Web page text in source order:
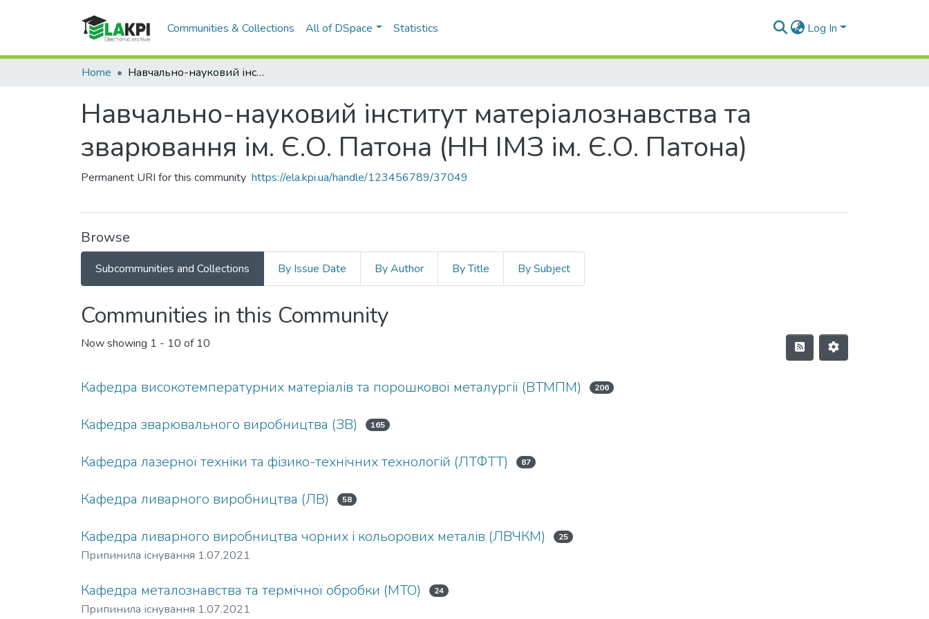
Communities & Collections All of DSpace Statistics Log In
Home Навчально-науковий інститут матеріалознавства та зварювання ім. Є.О. Патона (НН ІМЗ ім. Є.О. Патона)
Навчально-науковий інститут матеріалознавства та
зварювання ім. Є.О. Патона (НН ІМЗ ім. Є.О. Патона)
Permanent URI for this community https://ela.kpi.ua/handle/123456789/37049
Browse
Subcommunities and Collections By Issue Date By Author By Title By Subject
Communities in this Community
Now showing 1 - 10 of 10
Кафедра високотемпературних матеріалів та порошкової металургії (ВТМПМ) 206
Кафедра зварювального виробництва (ЗВ) 165
Кафедра лазерної техніки та фізико-технічних технологій (ЛТФТТ) 87
Кафедра ливарного виробництва (ЛВ) 58
Кафедра ливарного виробництва чорних і кольорових металів (ЛВЧКМ) 25
Припинила існування 1.07.2021
Кафедра металознавства та термічної обробки (МТО) 24
Припинила існування 1.07.2021